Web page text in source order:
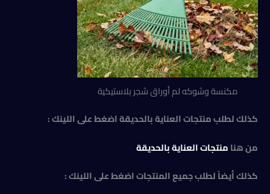
مكنسة وشوكه لم أوراق شجر بلاستيكية
كذلك لطلب منتجات العناية بالحديقة اضغط على اللينك :
من هنامنتجات العناية بالحديقة
كذلك أيضاً لطلب جميع المنتجات اضغط على اللينك :